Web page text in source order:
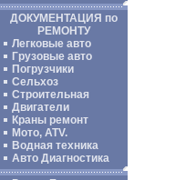
ДОКУМЕНТАЦИЯ по
РЕМОНТУ
Легковые авто
Грузовые авто
Погрузчики
Сельхоз
Строительная
Двигатели
Краны ремонт
Мото, ATV.
Водная техника
Авто Диагностика